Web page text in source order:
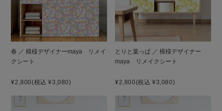
春 ／ 模様デザイナーmaya リメイ
クシート
¥2,800(税込 ¥3,080)
とりと葉っぱ ／ 模様デザイナー
maya リメイクシート
¥2,800(税込 ¥3,080)